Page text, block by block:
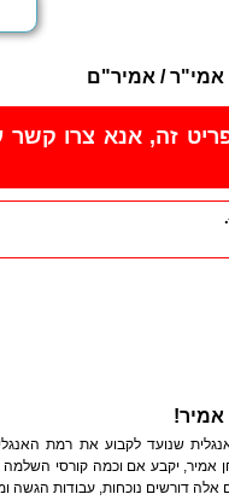
אמי"ר / אמיר"ם
.
שנועד לקבוע את רמת
אמיר, יקבע אם וכמה קורסי השלמה
דורשים נוכחות, עבודות הגשה